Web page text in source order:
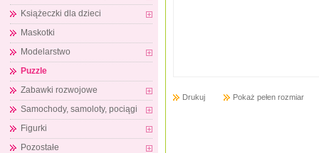
Książeczki dla dzieci
Maskotki
Modelarstwo
Puzzle
Zabawki rozwojowe
Samochody, samoloty, pociągi
Figurki
Pozostałe
Drukuj Pokaż pełen rozmiar